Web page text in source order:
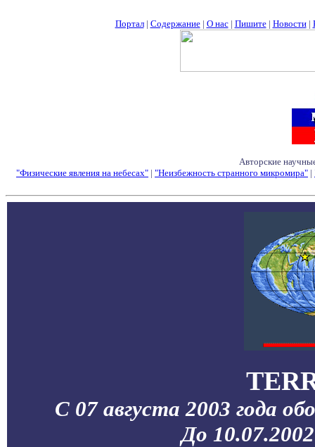
Портал| Содержание| О нас| Пишите| Новости|
Авторские
"Физические явления на небесах" | "Неизбежность странного микромира" |
С 07 августа 2003 года
До